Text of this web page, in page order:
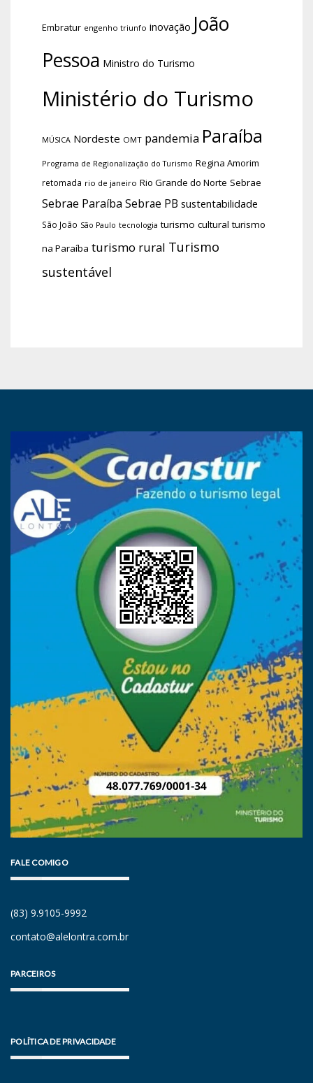
Embratur engenho triunfo inovação João
Pessoa Ministro do Turismo
Ministério do Turismo
MÚSICA Nordeste OMT pandemia Paraíba
Programa de Regionalização do Turismo Regina Amorim
retomada rio de janeiro Rio Grande do Norte Sebrae
Sebrae Paraíba Sebrae PB sustentabilidade
São João São Paulo tecnologia turismo cultural turismo
na Paraíba turismo rural Turismo
sustentável
FALE COMIGO
(83) 9.9105-9992
contato@alelontra.com.br
PARCEIROS
POLÍTICA DE PRIVACIDADE